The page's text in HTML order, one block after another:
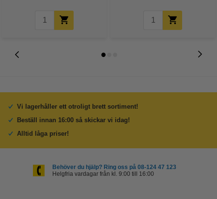
Vi lagerhåller ett otroligt brett sortiment!
Beställ innan 16:00 så skickar vi idag!
Alltid låga priser!
Behöver du hjälp? Ring oss på 08-124 47 123
Helgfria vardagar från kl. 9:00 till 16:00